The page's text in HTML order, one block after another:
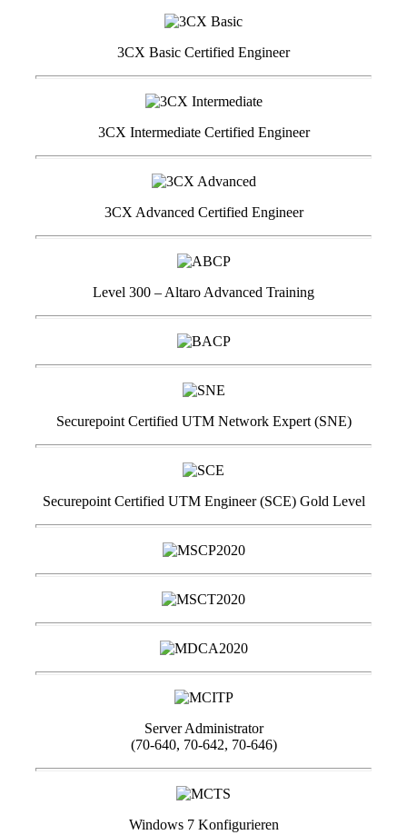
3CX Basic Certified Engineer
3CX Intermediate Certified Engineer
3CX Advanced Certified Engineer
Level 300 – Altaro Advanced Training
Securepoint Certified UTM Network Expert (SNE)
Securepoint Certified UTM Engineer (SCE) Gold Level
Server Administrator
(70-640, 70-642, 70-646)
Windows 7 Konfigurieren